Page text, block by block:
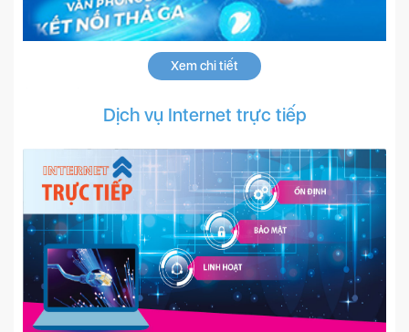
Xem chi tiết
Dịch vụ Internet trực tiếp